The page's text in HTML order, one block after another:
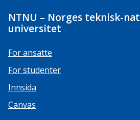
NTNU – Norges teknisk-
universitet
For ansatte
For studenter
Innsida
Canvas